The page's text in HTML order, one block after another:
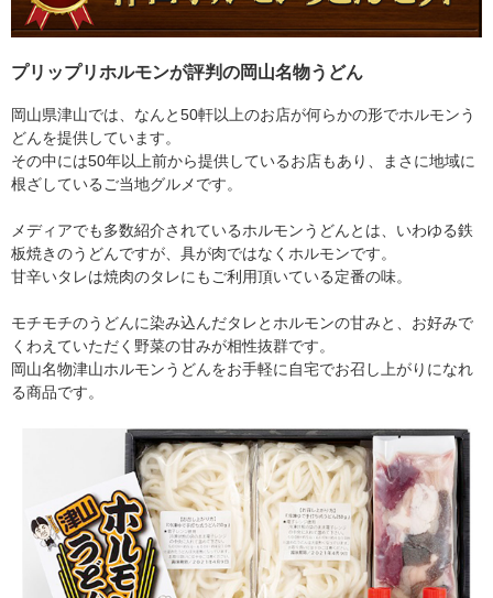
プリップリホルモンが評判の岡山名物うどん
岡山県津山では、なんと50軒以上のお店が何らかの形でホルモンう
どんを提供しています。
その中には50年以上前から提供しているお店もあり、まさに地域に
根ざしているご当地グルメです。
メディアでも多数紹介されているホルモンうどんとは、いわゆる鉄
板焼きのうどんですが、具が肉ではなくホルモンです。
甘辛いタレは焼肉のタレにもご利用頂いている定番の味。
モチモチのうどんに染み込んだタレとホルモンの甘みと、お好みで
くわえていただく野菜の甘みが相性抜群です。
岡山名物津山ホルモンうどんをお手軽に自宅でお召し上がりになれ
る商品です。